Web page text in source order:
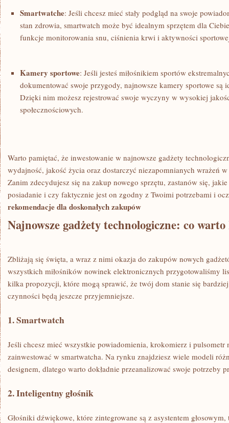
Smartwatche: Jeśli chcesz mieć stały podgląd na swoje⁣
stan zdrowia,⁣ smartwatch może⁢ być​ idealnym‌ sprzętem dla
funkcje monitorowania snu, ciśnienia krwi i‌ aktywności
Kamery sportowe: ⁤Jeśli jesteś miłośnikiem sportów
dokumentować⁤ swoje przygody, najnowsze kamery sportowe są
Dzięki nim⁤ możesz rejestrować swoje‍ wyczyny w wysokiej
społecznościowych.
Warto pamiętać, że ⁤inwestowanie⁢ w najnowsze gadżety
wydajność, jakość życia oraz dostarczyć niezapomnianych ⁢wrażeń
Zanim ‍zdecydujesz się na⁢ zakup nowego sprzętu,⁤ zastanów się,
posiadanie i czy faktycznie ‌jest ⁢on zgodny​ z Twoimi potrzebami i
rekomendacje dla doskonałych zakupów
Najnowsze gadżety‌ technologiczne: co
Zbliżają się święta, ‍a wraz z nimi okazja do zakupów nowych
wszystkich miłośników nowinek elektronicznych przygotowaliśmy
kilka propozycji, które ​mogą sprawić, że twój dom stanie⁢ się
czynności będą jeszcze przyjemniejsze.
1. Smartwatch
Jeśli chcesz mieć wszystkie⁢ powiadomienia, ​krokomierz i pulsometr
zainwestować w smartwatcha. Na rynku znajdziesz wiele modeli
designem,⁤ dlatego warto dokładnie przeanalizować swoje potrzeby
2. Inteligentny głośnik
Głośniki dźwiękowe, które zintegrowane są z asystentem⁤